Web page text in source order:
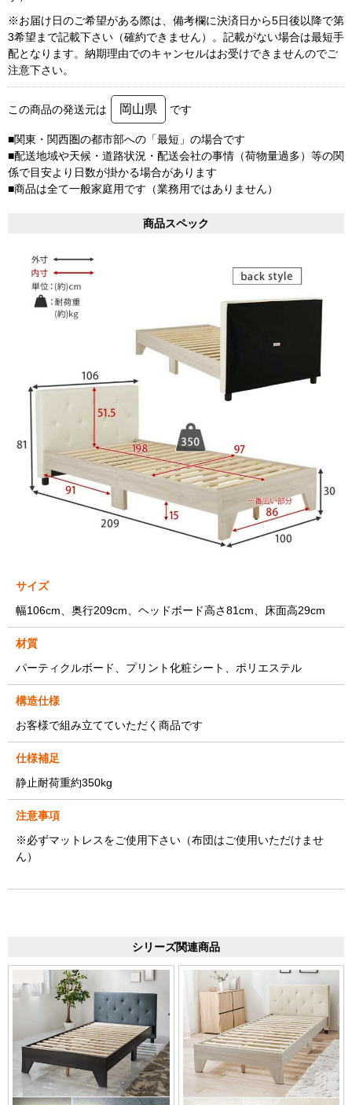
※お届け日のご希望がある際は、備考欄に決済日から5日後以降で第
3希望まで記載下さい（確約できません）。記載がない場合は最短手
配となります。納期理由でのキャンセルはお受けできませんのでご
注意下さい。
この商品の発送元は 岡山県 です
■関東・関西圏の都市部への「最短」の場合です
■配送地域や天候・道路状況・配送会社の事情（荷物量過多）等の関
係で目安より日数が掛かる場合があります
■商品は全て一般家庭用です（業務用ではありません）
商品スペック
サイズ
幅106cm、奥行209cm、ヘッドボード高さ81cm、床面高29cm
材質
パーティクルボード、プリント化粧シート、ポリエステル
構造仕様
お客様で組み立てていただく商品です
仕様補足
静止耐荷重約350kg
注意事項
※必ずマットレスをご使用下さい（布団はご使用いただけませ
ん）
シリーズ関連商品